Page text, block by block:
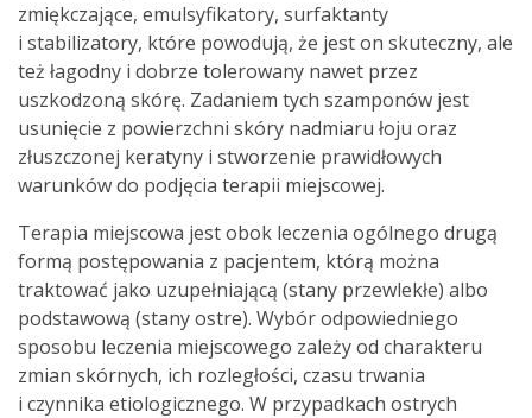
zmiękczające, emulsyfikatory, surfaktanty
i stabilizatory, które powodują, że jest on skuteczny, ale
też łagodny i dobrze tolerowany nawet przez
uszkodzoną skórę. Zadaniem tych szamponów jest
usunięcie z powierzchni skóry nadmiaru łoju oraz
złuszczonej keratyny i stworzenie prawidłowych
warunków do podjęcia terapii miejscowej.
Terapia miejscowa jest obok leczenia ogólnego drugą
formą postępowania z pacjentem, którą można
traktować jako uzupełniającą (stany przewlekłe) albo
podstawową (stany ostre). Wybór odpowiedniego
sposobu leczenia miejscowego zależy od charakteru
zmian skórnych, ich rozległości, czasu trwania
i czynnika etiologicznego. W przypadkach ostrych